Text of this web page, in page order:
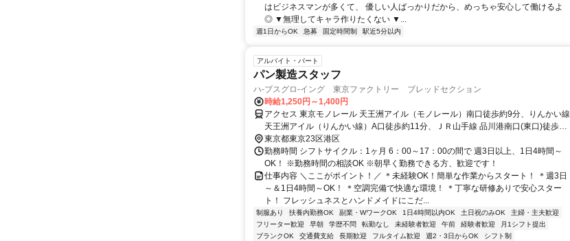
はビジネスマンが多くて、 優しい人ばっかりだから、めっちゃ安心して働けるよ
◎ ▼無理してキャラ作りたくない ▼...
週1日からOK 急募 固定時間制 駅近5分以内
アルバイト・パート
パン製造スタッフ
ハ-ブスグロ-イング 東京ファクトリー ブレッドセクション
時給1,250円～1,400円
アクセス 東京モノレール 天王洲アイル（モノレール）南口徒歩約9分、りんかい線
天王洲アイル（りんかい線）A口徒歩約11分、ＪＲ山手線 品川港南口(東口)徒歩約
26分
東京都東京23区港区
勤務時間 シフトサイクル：1ヶ月 6：00～17：00の間で 週3日以上、1日4時間～
OK！ ※勤務時間の相談OK ※朝早く勤務できる方、歓迎です！
仕事内容 ＼ここがポイント！／ ＊未経験OK！簡単な作業からスタート！ ＊週3日
～＆1日4時間～OK！ ＊空調完備で快適な環境！ ＊丁寧な研修ありで安心スター
ト！ フレッシュネスとハンドメイドにこだ...
制服あり 扶養内勤務OK 副業・WワークOK 1日4時間以内OK 土日祝のみOK
主婦・主夫歓迎
フリーター歓迎
早朝 学歴不問 転勤なし 未経験者歓迎 午前 経験者歓迎
月1シフト提出
ブランクOK
交通費支給 長期歓迎 フルタイム歓迎 週2・3日からOK シフト制